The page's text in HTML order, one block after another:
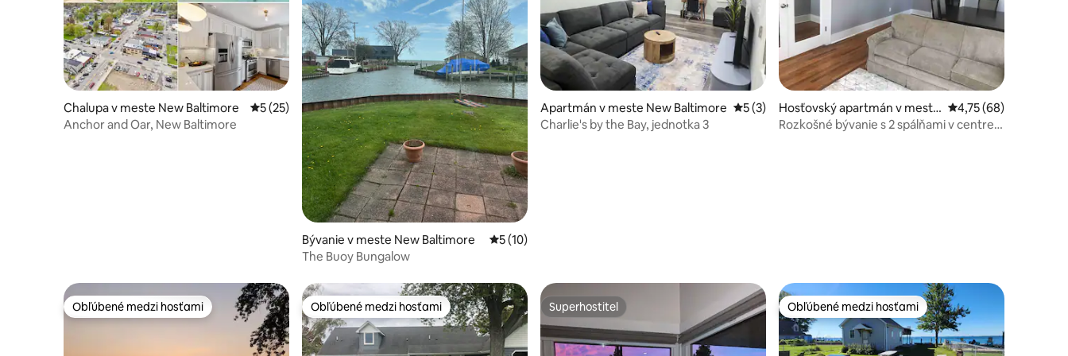
Chalupa v meste New Baltimore Priemerné ohodnotenie 5 z 5, počet hodnotení: 25
5 (25)
Anchor and Oar, New Baltimore
Bývanie v meste New Baltimore Priemerné ohodnotenie 5 z 5, počet hodnotení: 10
5 (10)
The Buoy Bungalow
Apartmán v meste New Baltimore Priemerné ohodnotenie 5 z 5, počet hodnotení: 3
5 (3)
Charlie's by the Bay, jednotka 3
Hosťovský apartmán v meste
Richmond
Priemerné
4,75 (68)
Rozkošné bývanie s 2 spálňami v centre
Obľúbené medzi hosťami
Obľúbené medzi hosťami Obľúbené medzi hosťami
Obľúbené medzi hosťami Superhostiteľ
Superhostiteľ Obľúbené medzi hosťami
Obľúbené medzi hosťami